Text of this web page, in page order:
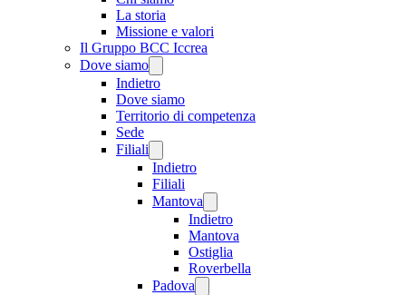
La storia
Missione e valori
Il Gruppo BCC Iccrea
Dove siamo
Indietro
Dove siamo
Territorio di competenza
Sede
Filiali
Indietro
Filiali
Mantova
Indietro
Mantova
Ostiglia
Roverbella
Padova